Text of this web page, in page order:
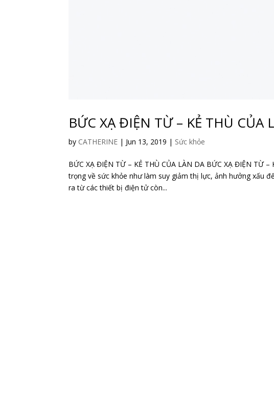
BỨC XẠ ĐIỆN TỪ – KẺ THÙ CỦA
by CATHERINE | Jun 13, 2019 | Sức khỏe
BỨC XẠ ĐIỆN TỪ – KẺ THÙ CỦA LÀN DA BỨC XẠ ĐIỆN TỪ
trọng về sức khỏe như làm suy giảm thị lực, ảnh hưởng xấu
ra từ các thiết bị điện tử còn...